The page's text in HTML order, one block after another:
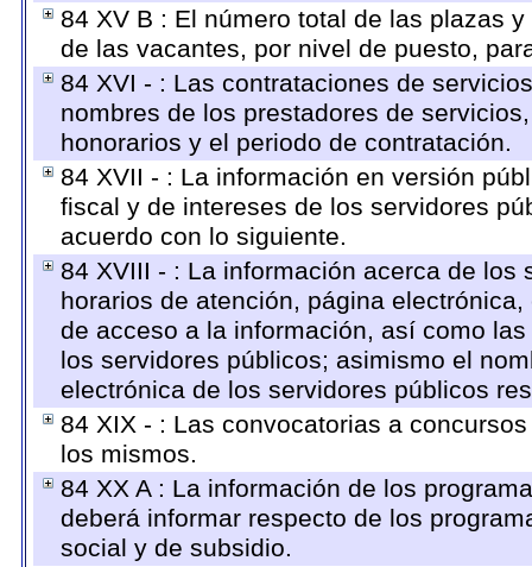
84 XV B : El número total de las plazas
de las vacantes, por nivel de puesto,
84 XVI - : Las contrataciones de
nombres de los prestadores de
honorarios y el periodo de contratación.
84 XVII - : La información en versión
fiscal y de intereses de los servidores
acuerdo con lo siguiente.
84 XVIII - : La información acerca de
horarios de atención, página
de acceso a la información, así como
los servidores públicos; asimismo el
electrónica de los servidores públicos
84 XIX - : Las convocatorias a
los mismos.
84 XX A : La información de los
deberá informar respecto de los
social y de subsidio.